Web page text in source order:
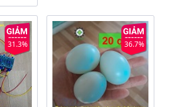
31.3% 36.7%